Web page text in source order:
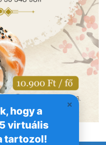
hogy a
virtuális
tartozol!